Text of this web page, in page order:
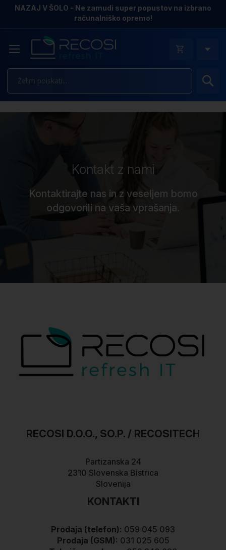
NAZAJ V ŠOLO - Ne zamudi super popustov na izbrano
računalniško opremo!
Kontakt z nami
Kontaktirajte nas in z veseljem bomo
odgovorili na vaša vprašanja.
RECOSI D.O.O., SO.P. / RECOSITECH
Partizanska 24
2310 Slovenska Bistrica
Slovenija
KONTAKTI
Prodaja (telefon): 059 045 093
Prodaja (GSM): 031 025 605